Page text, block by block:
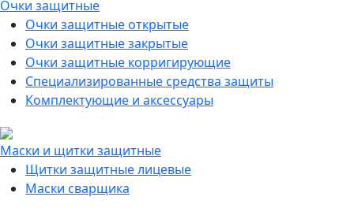
Очки защитные
Очки защитные открытые
Очки защитные закрытые
Очки защитные корригирующие
Специализированные средства защиты
Комплектующие и аксессуары
Маски и щитки защитные
Щитки защитные лицевые
Маски сварщика